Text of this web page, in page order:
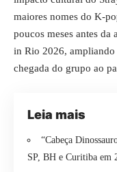
maiores nomes do K-
poucos meses antes da
in Rio 2026, ampliando
chegada do grupo ao
Leia mais
“Cabeça
SP, BH e Curitiba em